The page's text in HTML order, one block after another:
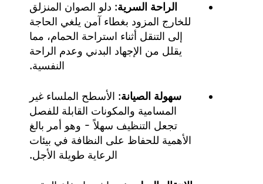
الراحة السرية: دلو الصوان المنزلق
للخارج المزود بغطاء آمن يلغي الحاجة
إلى التنقل أثناء استراحة الحمام، مما
يقلل من الإجهاد البدني وعدم الراحة
النفسية.
سهولة الصيانة: الأسطح الملساء غير
المسامية والمكونات القابلة للفصل
تجعل التنظيف سهلاً - وهو أمر بالغ
الأهمية للحفاظ على النظافة في بيئات
الرعاية طويلة الأجل.